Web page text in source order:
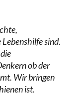
sind.
ob der
Wir bringen
ist.